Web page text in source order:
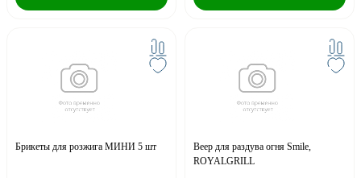
Брикеты для розжига МИНИ 5 шт
Веер для раздува огня Smile,
ROYALGRILL